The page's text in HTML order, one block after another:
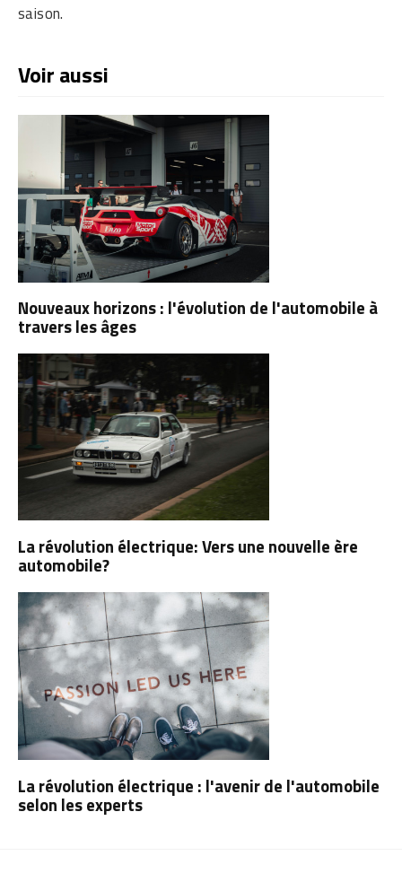
saison.
Voir aussi
Nouveaux horizons : l'évolution de l'automobile à
travers les âges
La révolution électrique: Vers une nouvelle ère
automobile?
La révolution électrique : l'avenir de l'automobile
selon les experts